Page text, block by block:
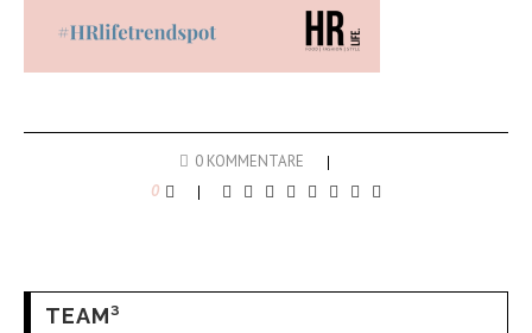
0 KOMMENTARE
0
TEAM³